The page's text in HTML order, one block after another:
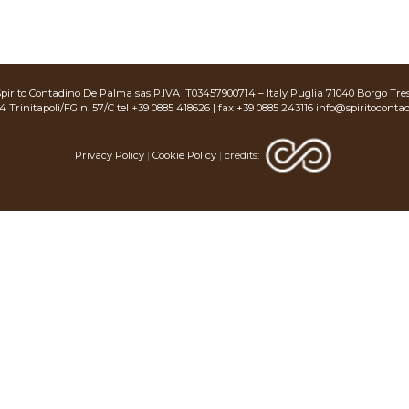
Contadino De Palma sas P.IVA IT03457900714 – Italy Puglia 71040 Borgo
Trinitapoli/FG n. 57/C tel +39 0885 418626 | fax +39 0885 243116
Privacy Policy| Cookie Policy| credits: